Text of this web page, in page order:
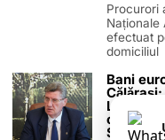
TERMENI ȘI CONDIȚII
PUBLICITATE ONLINE
ZIARUL
Procurori
Naționale
efectuat
domiciliul
Bani
Sud-